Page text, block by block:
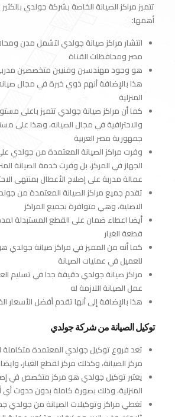
تتميز مراكز الصيانة الخاصة بشركة جولدي
أهمها:
انتشار مراكز صيانة جولدي لتشمل مدن
مصر ومحافظات القناة
هو وجود مهندسين وفنيين متخصصين
هذا بالإضافة أنهم ذوي خبرة في مجال
المنزلية
كما أن مراكز صيانة جولدي تتميز باعلى
والاحترافية في مجال الصيانه، وهذا على
جمهورية مصر العربية
وفرت مراكز الصيانة المعتمدة من جولدي
الجهاز في المركز، بل وفرت خدمة الصيانة
عمالة مدربة على إصلاح الأعطال بمنتهى
تقدم جميع مراكز الصيانة المعتمدة من
الاصلية، وهي متوافرة بجميع المراكز
أيضا اعطاء ضمان على القطع المستبدلة
قطعة الغيار
كما أنه من المميز في مراكز صيانة جولدي
للعميل في عمليات الصيانة
مراكز صيانة جولدي دقيقة جدا في تسليم
عمل الصيانة اللازمة له
هذا بالإضافة إلى أنها تقدم أفضل الأسعار
توكيل الصيانة من شركة جولدي
تعد فروع توكيل جولدي المعتمدة متكاملة
مركز الصيانة، وكذلك مركز لقطع الغيار،
يعتبر توكيل جولدي هو مركز متخصص في
المنزلية، وذلك بصورة كاملة بدون حدوث أي
تغطي مراكز وتوكيلات الصيانة من جولدي